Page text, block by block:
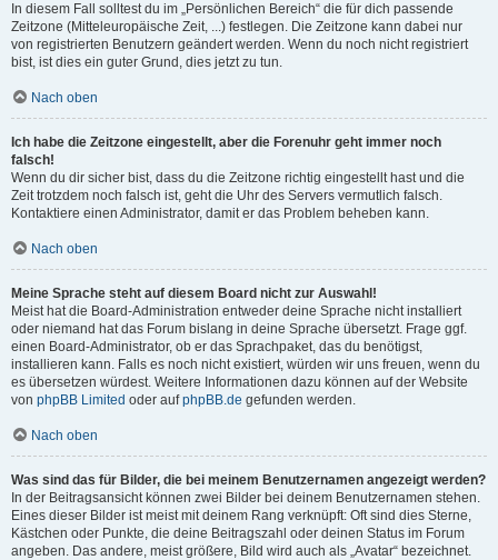
In diesem Fall solltest du im „Persönlichen Bereich“ die für dich passende
Zeitzone (Mitteleuropäische Zeit, ...) festlegen. Die Zeitzone kann dabei nur
von registrierten Benutzern geändert werden. Wenn du noch nicht registriert
bist, ist dies ein guter Grund, dies jetzt zu tun.
Nach oben
Ich habe die Zeitzone eingestellt, aber die Forenuhr geht immer noch
falsch!
Wenn du dir sicher bist, dass du die Zeitzone richtig eingestellt hast und die
Zeit trotzdem noch falsch ist, geht die Uhr des Servers vermutlich falsch.
Kontaktiere einen Administrator, damit er das Problem beheben kann.
Nach oben
Meine Sprache steht auf diesem Board nicht zur Auswahl!
Meist hat die Board-Administration entweder deine Sprache nicht installiert
oder niemand hat das Forum bislang in deine Sprache übersetzt. Frage ggf.
einen Board-Administrator, ob er das Sprachpaket, das du benötigst,
installieren kann. Falls es noch nicht existiert, würden wir uns freuen, wenn du
es übersetzen würdest. Weitere Informationen dazu können auf der Website
von phpBB Limited oder aufphpBB.de gefunden werden.
Nach oben
Was sind das für Bilder, die bei meinem Benutzernamen angezeigt werden?
In der Beitragsansicht können zwei Bilder bei deinem Benutzernamen stehen.
Eines dieser Bilder ist meist mit deinem Rang verknüpft: Oft sind dies Sterne,
Kästchen oder Punkte, die deine Beitragszahl oder deinen Status im Forum
angeben. Das andere, meist größere, Bild wird auch als „Avatar“ bezeichnet.